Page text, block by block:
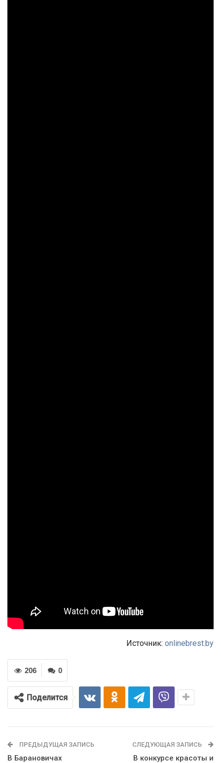
Источник: onlinebrest.by
0
206
Поделится
ПРЕДЫДУЩАЯ ЗАПИСЬ
В Барановичах
СЛЕДУЮЩАЯ ЗАПИСЬ
В конкурсе красоты и